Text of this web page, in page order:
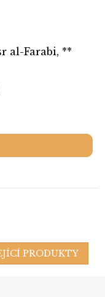
al-Farabi, **
PRODUKTY